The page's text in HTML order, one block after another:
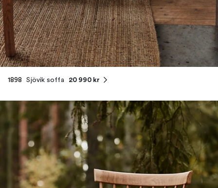
1898 Sjövik soffa 20 990 kr